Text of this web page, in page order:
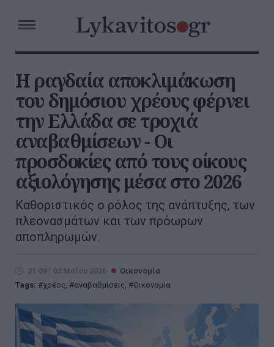
Η ραγδαία αποκλιμάκωση
του δημόσιου χρέους φέρνει
την Ελλάδα σε τροχιά
αναβαθμίσεων - Οι
προσδοκίες από τους οίκους
αξιολόγησης μέσα στο 2026
Καθοριστικός ο ρόλος της ανάπτυξης, των
πλεονασμάτων και των πρόωρων
αποπληρωμών.
21:09 | 03 Μαΐου 2026
Οικονομία
Tags:
χρέος, αναβαθμίσεις, Οικονομία